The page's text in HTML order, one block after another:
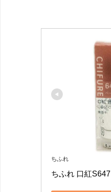
ちふれ
ちふれ 口紅S647